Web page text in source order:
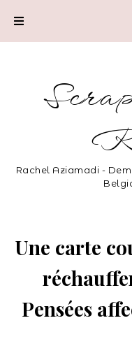
Rachel Aziamadi -
Une carte
Pensées